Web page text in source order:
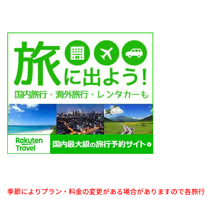
季節によりプラン・料金の変更がある場合がありますので各旅行